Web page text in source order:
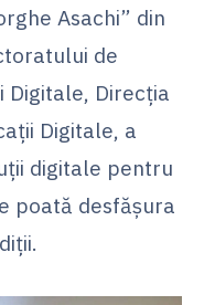
Asachi” din
de
Digitale, Direcția
Digitale, a
digitale pentru
poată desfășura